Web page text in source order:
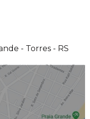
- Torres - RS